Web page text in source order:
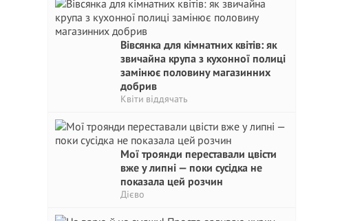
Вівсянка для кімнатних квітів: як
звичайна крупа з кухонної полиці
замінює половину магазинних
добрив
Квіти віддячать
Мої троянди переставали цвісти
вже у липні — поки сусідка не
показала цей розчин
Дієво